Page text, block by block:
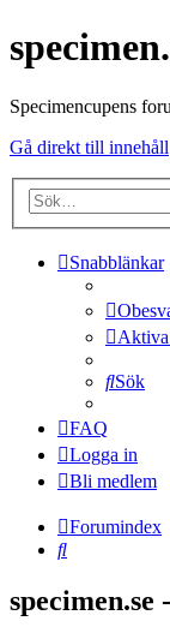
Specimencupens
Gå direkt till innehåll
Snabblänkar
Aktiva
Sök
FAQ
Logga in
Bli medlem
Forumindex
Sök